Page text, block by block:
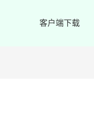
客户端下载